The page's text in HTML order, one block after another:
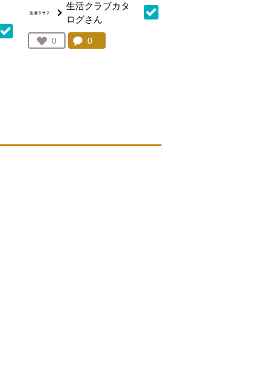
見る。
生活クラブカタ
ログさん
お気に入り登録：
0
人が登録
コメント：
0件。コメントを見る。